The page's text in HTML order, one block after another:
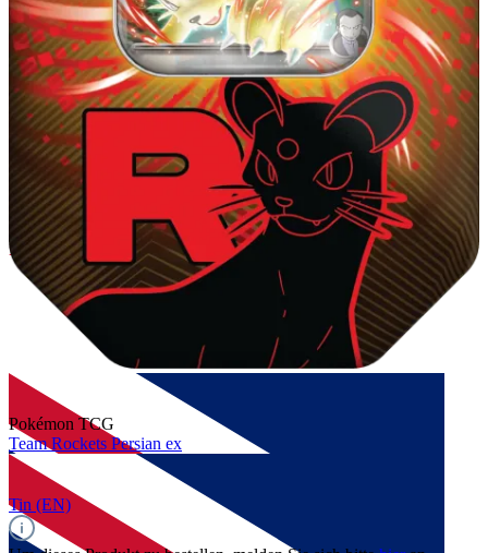
Pokémon TCG
Team Rockets Persian ex
Tin (EN)